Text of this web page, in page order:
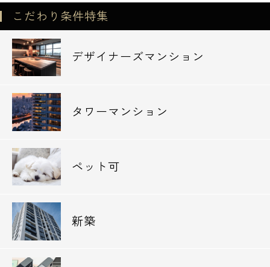
こだわり条件特集
デザイナーズマンション
タワーマンション
ペット可
新築